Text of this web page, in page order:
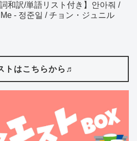
詞和訳/単語リスト付き】안아줘 /
- 정준일 / チョン・ジュニル
トはこちらから♬